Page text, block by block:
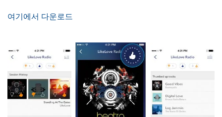
여기에서 다운로드